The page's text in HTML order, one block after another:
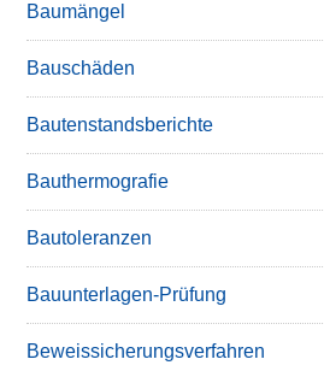
Baumängel
Bauschäden
Bautenstandsberichte
Bauthermografie
Bautoleranzen
Bauunterlagen-Prüfung
Beweissicherungsverfahren